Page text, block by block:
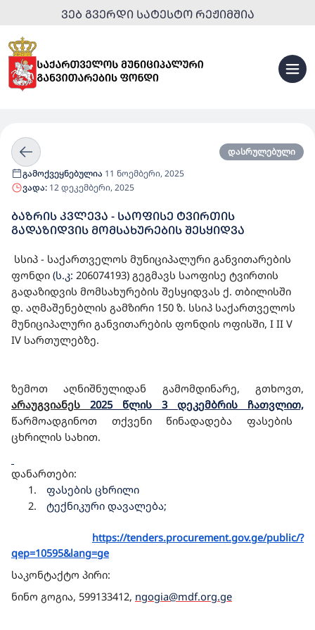
ᲕᲔᲑ ᲒᲕᲔᲠᲓᲘ ᲡᲐᲢᲔᲡᲢᲝ ᲠᲔᲟᲘᲛᲨᲘᲐ
დასრულებული
გამოქვეყნებულია 11 ნოემბერი, 2025
ვადა: 12 დეკემბერი, 2025
ᲑᲐᲖᲠᲘᲡ ᲙᲕᲚᲔᲕᲐ - ᲡᲐᲝᲤᲘᲡᲔ ᲢᲕᲘᲠᲗᲘᲡ
ᲒᲐᲓᲐᲖᲘᲓᲕᲘᲡ ᲛᲝᲛᲡᲐᲮᲣᲠᲔᲑᲘᲡ ᲨᲔᲡᲧᲘᲓᲕᲐ
სსიპ - საქართველოს მუნიციპალური განვითარების
ფონდი (ს.კ: 206074193) გეგმავს საოფისე ტვირთის
გადაზიდვის მომსახურების შესყიდვას ქ. თბილისში
დ. აღმაშენებლის გამზირი 150 ზ. სსიპ საქართველოს
მუნიციპალური განვითარების ფონდის ოფისში, I II V
IV სართულებზე.
ზემოთ აღნიშნულიდან გამომდინარე, გთხოვთ,
არაუგვიანეს 2025 წლის 3 დეკემბრის ჩათვლით,
წარმოადგინოთ თქვენი წინადადება ფასების
ცხრილის სახით.
დანართები:
1.
ფასების ცხრილი
2.
ტექნიკური დავალება;
https://tenders.procurement.gov.ge/public/?
qep=10595&lang=ge
საკონტაქტო პირი:
ნინო გოგია, 599133412, ngogia@mdf.org.ge